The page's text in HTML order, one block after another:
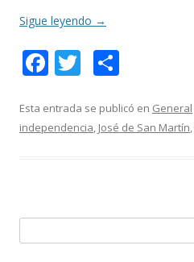
Sigue leyendo →
F
e
b
k
T
itt
er
m
p
r
Esta entrada se publicó en General
independencia, José de San Martín,
u